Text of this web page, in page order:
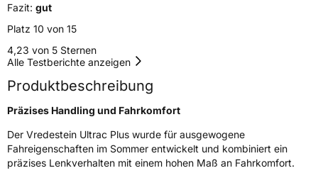
EU Label
Rollgeräusch (Klasse)B
Rollgeräusch (dB)69
FahrzeugklasseC1
Fazit: gut
Platz 10 von 15
4,23 von 5 Sternen
Alle Testberichte anzeigen
Produktbeschreibung
Präzises Handling und Fahrkomfort
Der Vredestein Ultrac Plus wurde für ausgewogene
Fahreigenschaften im Sommer entwickelt und kombiniert ein
präzises Lenkverhalten mit einem hohen Maß an Fahrkomfort.